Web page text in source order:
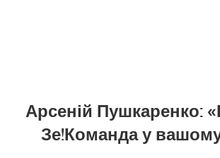
Арсеній Пушкаренко:
Зе!Команда у вашому